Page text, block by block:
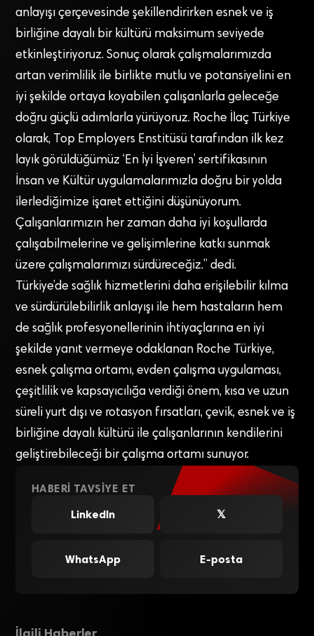
anlayışı çerçevesinde şekillendirirken esnek ve iş
birliğine dayalı bir kültürü maksimum seviyede
etkinleştiriyoruz. Sonuç olarak çalışmalarımızda
artan verimlilik ile birlikte mutlu ve potansiyelini en
iyi şekilde ortaya koyabilen çalışanlarla geleceğe
doğru güçlü adımlarla yürüyoruz. Roche İlaç Türkiye
olarak, Top Employers Enstitüsü tarafından ilk kez
layık görüldüğümüz ‘En İyi İşveren’ sertifikasının
İnsan ve Kültür uygulamalarımızla doğru bir yolda
ilerlediğimize işaret ettiğini düşünüyorum.
Çalışanlarımızın her zaman daha iyi koşullarda
çalışabilmelerine ve gelişimlerine katkı sunmak
üzere çalışmalarımızı sürdüreceğiz.” dedi.
Türkiye’de sağlık hizmetlerini daha erişilebilir kılma
ve sürdürülebilirlik anlayışı ile hem hastaların hem
de sağlık profesyonellerinin ihtiyaçlarına en iyi
şekilde yanıt vermeye odaklanan Roche Türkiye,
esnek çalışma ortamı, evden çalışma uygulaması,
çeşitlilik ve kapsayıcılığa verdiği önem, kısa ve uzun
süreli yurt dışı ve rotasyon fırsatları, çevik, esnek ve iş
birliğine dayalı kültürü ile çalışanlarının kendilerini
geliştirebileceği bir çalışma ortamı sunuyor.
HABERI TAVSIYE ET
LinkedIn
𝕏
WhatsApp E-posta